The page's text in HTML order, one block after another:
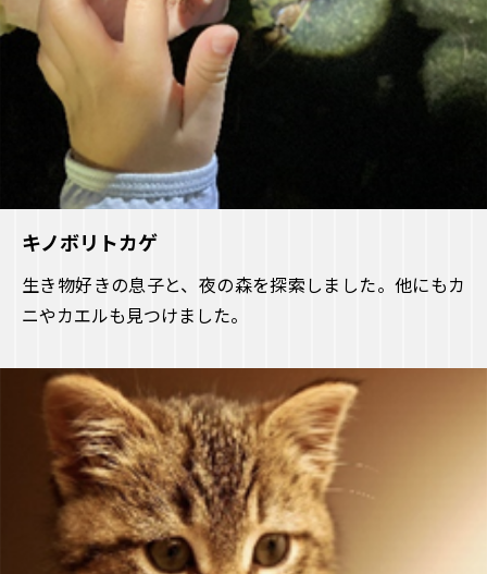
キノボリトカゲ
生き物好きの息子と、夜の森を探索しました。他にもカ
ニやカエルも見つけました。